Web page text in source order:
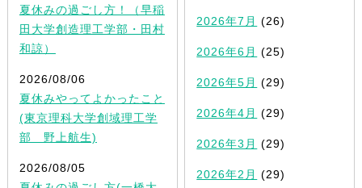
夏休みの過ごし方！（早稲
田大学創造理工学部・田村
和諒）
2026/08/06
夏休みやってよかったこと
(東京理科大学創域理工学
部 野上航生)
2026/08/05
2026年7月 (26)
2026年6月 (25)
2026年5月 (29)
2026年4月 (29)
2026年3月 (29)
2026年2月 (29)